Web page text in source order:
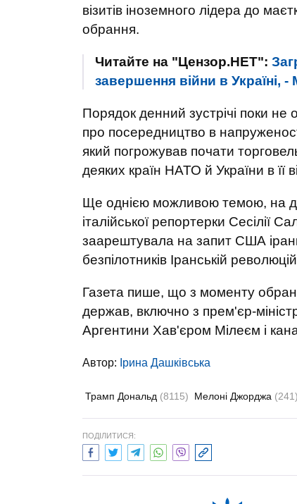
візитів іноземного лідера до
обрання.
Читайте на "Цензор.НЕТ":
завершення війни в Україні, -
Порядок денний зустрічі поки
про посередництво в
який погрожував почати
деяких країн НАТО й України в її
Ще однією можливою темою, на
італійської репортерки Сесілії
заарештувала на запит США
безпілотників Іранській
Газета пише, що з моменту
держав, включно з прем'єр-
Аргентини Хав'єром Мілеєм і
Автор: Ірина Дашківська
Трамп Дональд (8115) Мелоні Джорджа (241)
ПОДІЛИТИСЯ: